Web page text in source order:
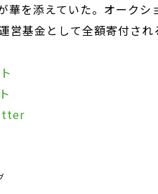
華を添えていた。オークシ
営基金として全額寄付され